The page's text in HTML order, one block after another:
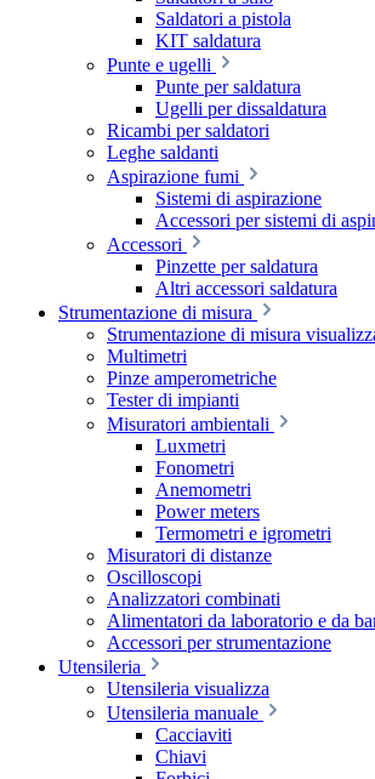
Saldatori a pistola
KIT saldatura
Punte e ugelli
Punte per saldatura
Ugelli per dissaldatura
Ricambi per saldatori
Leghe saldanti
Aspirazione fumi
Sistemi di aspirazione
Accessori per sistemi di
Accessori
Pinzette per saldatura
Altri accessori saldatura
Strumentazione di misura
Strumentazione di misura
Multimetri
Pinze amperometriche
Tester di impianti
Misuratori ambientali
Luxmetri
Fonometri
Anemometri
Power meters
Termometri e igrometri
Misuratori di distanze
Oscilloscopi
Analizzatori combinati
Alimentatori da laboratorio e da
Accessori per strumentazione
Utensileria
Utensileria visualizza
Utensileria manuale
Cacciaviti
Chiavi